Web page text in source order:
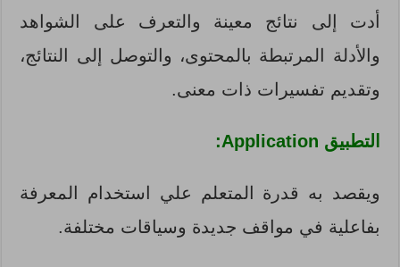
أدت إلى نتائج معينة والتعرف على الشواهد
والأدلة المرتبطة بالمحتوى، والتوصل إلى النتائج،
وتقديم تفسيرات ذات معنى.
التطبيق Application:
ويقصد به قدرة المتعلم علي استخدام المعرفة
بفاعلية في مواقف جديدة وسياقات مختلفة.